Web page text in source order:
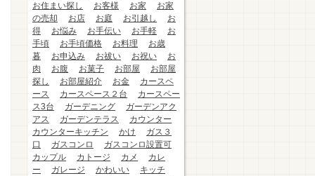
お住まい探し
お客様 お家
お家
の売却
お店 お庭 お引越し
お
得
お悩み お手伝い お手軽
お
手頃
お手頃価格 お料理
お歳
暮
お申込み お祓い お祝い
お
肉
お腹 お菓子 お部屋
お部屋
探し
お部屋紹介 お金
カースペ
ース
カースペース２台
カースペー
ス3台
ガーデニング
ガーデンアク
アス
ガーデンテラス
カウンター
カウンターキッチン
かけ
ガス３
口
ガスコンロ
ガスコンロ設置可
カップル
カトージ カメ
カレ
ー
ガレージ かわいい
キッチ